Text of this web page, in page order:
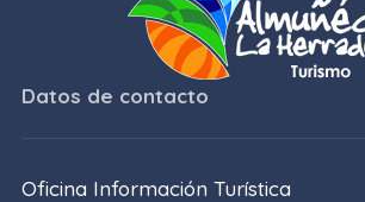
Datos de contacto
Oficina Información Turística